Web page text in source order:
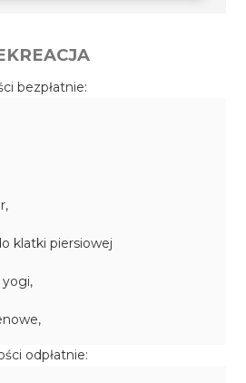
bezpłatnie:
klatki piersiowej
odpłatnie: